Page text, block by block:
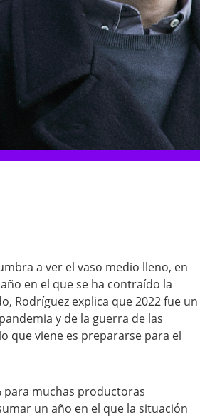
a ver el vaso medio lleno, en
en el que se ha contraído la
Rodríguez explica que 2022 fue un
y de la guerra de las
que viene es prepararse para el
para muchas productoras
un año en el que la situación